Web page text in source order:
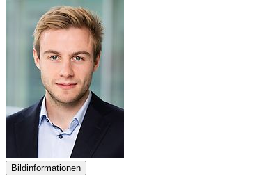
Bildinformationen